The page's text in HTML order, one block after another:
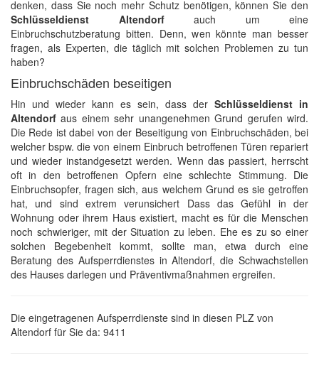
denken, dass Sie noch mehr Schutz benötigen, können Sie den
Schlüsseldienst Altendorfauch um eine
Einbruchschutzberatung bitten. Denn, wen könnte man besser
fragen, als Experten, die täglich mit solchen Problemen zu tun
haben?
Einbruchschäden beseitigen
Hin und wieder kann es sein, dass der Schlüsseldienst in
Altendorf aus einem sehr unangenehmen Grund gerufen wird.
Die Rede ist dabei von der Beseitigung von Einbruchschäden, bei
welcher bspw. die von einem Einbruch betroffenen Türen repariert
und wieder instandgesetzt werden. Wenn das passiert, herrscht
oft in den betroffenen Opfern eine schlechte Stimmung. Die
Einbruchsopfer, fragen sich, aus welchem Grund es sie getroffen
hat, und sind extrem verunsichert Dass das Gefühl in der
Wohnung oder ihrem Haus existiert, macht es für die Menschen
noch schwieriger, mit der Situation zu leben. Ehe es zu so einer
solchen Begebenheit kommt, sollte man, etwa durch eine
Beratung des Aufsperrdienstes in Altendorf, die Schwachstellen
des Hauses darlegen und Präventivmaßnahmen ergreifen.
Die eingetragenen Aufsperrdienste sind in diesen PLZ von
Altendorf für Sie da: 9411